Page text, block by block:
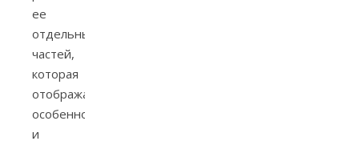
ее
отдельных
частей,
которая
отображает
особенности
и